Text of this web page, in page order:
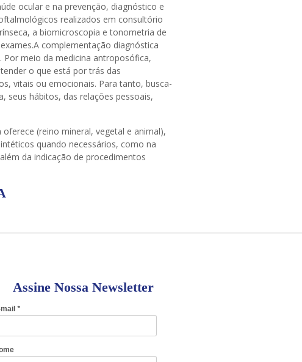
ocular e na prevenção, diagnóstico e
realizados em consultório
a biomicroscopia e tonometria de
complementação diagnóstica
meio da medicina antroposófica,
o que está por trás das
vitais ou emocionais. Para tanto, busca-
seus hábitos, das relações pessoais,
(reino mineral, vegetal e animal),
quando necessários, como na
da indicação de procedimentos
Assine Nossa Newsletter